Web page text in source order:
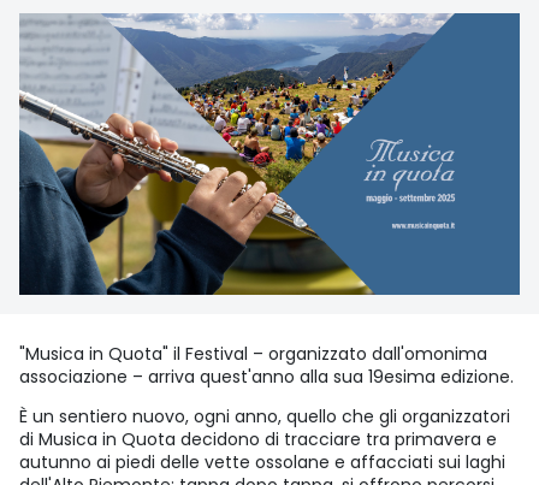
"Musica in Quota" il Festival – organizzato dall'omonima
associazione – arriva quest'anno alla sua 19esima edizione.
È un sentiero nuovo, ogni anno, quello che gli organizzatori
di Musica in Quota decidono di tracciare tra primavera e
autunno ai piedi delle vette ossolane e affacciati sui laghi